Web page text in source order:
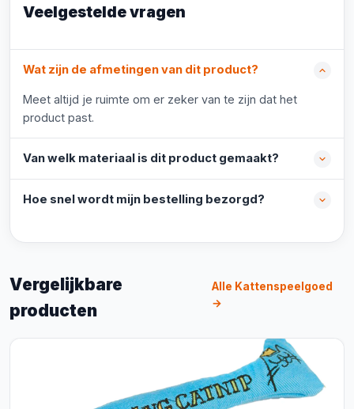
Veelgestelde vragen
Wat zijn de afmetingen van dit product?
Meet altijd je ruimte om er zeker van te zijn dat het
product past.
Van welk materiaal is dit product gemaakt?
Hoe snel wordt mijn bestelling bezorgd?
Vergelijkbare
producten
Alle Kattenspeelgoed
→